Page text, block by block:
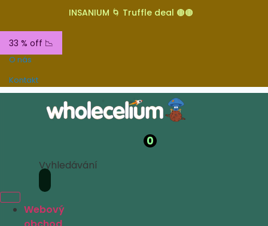
INSANIUM 🌀 Truffle deal 🟤🟤
33 % off 📉
O nás
Kontakt
0
Vyhledávání
Webový